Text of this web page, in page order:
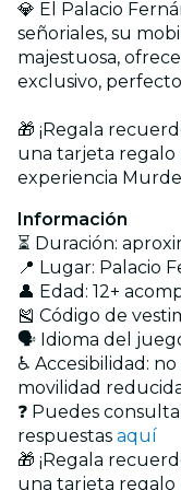
💎 El Palacio
señoriales, su
majestuosa,
exclusivo,
🎁 ¡Regala
una tarjeta regalo
experiencia
Información
⏳ Duración:
📍 Lugar: Palacio
👤 Edad: 12+
🎽 Código de
🗣️ Idioma del
♿ Accesibilidad:
movilidad
❓ Puedes
respuestas aquí
🎁 ¡Regala
una tarjeta regalo